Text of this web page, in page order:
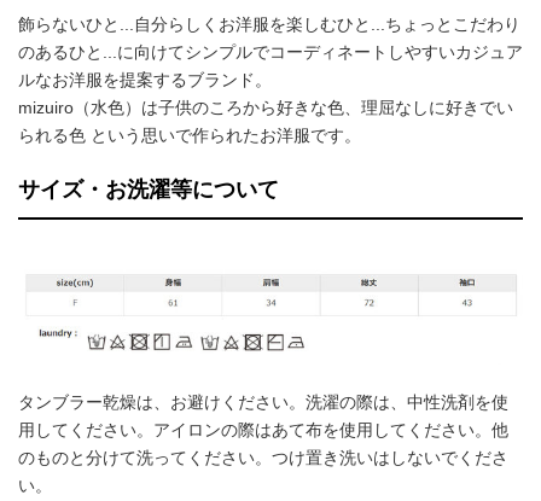
飾らないひと...自分らしくお洋服を楽しむひと...ちょっとこだわり
のあるひと...に向けてシンプルでコーディネートしやすいカジュア
ルなお洋服を提案するブランド。
mizuiro（水色）は子供のころから好きな色、理屈なしに好きでい
られる色 という思いで作られたお洋服です。
サイズ・お洗濯等について
タンブラー乾燥は、お避けください。洗濯の際は、中性洗剤を使
用してください。アイロンの際はあて布を使用してください。他
のものと分けて洗ってください。つけ置き洗いはしないでくださ
い。